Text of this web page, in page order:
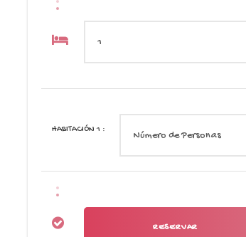
HABITACIÓN 1 :